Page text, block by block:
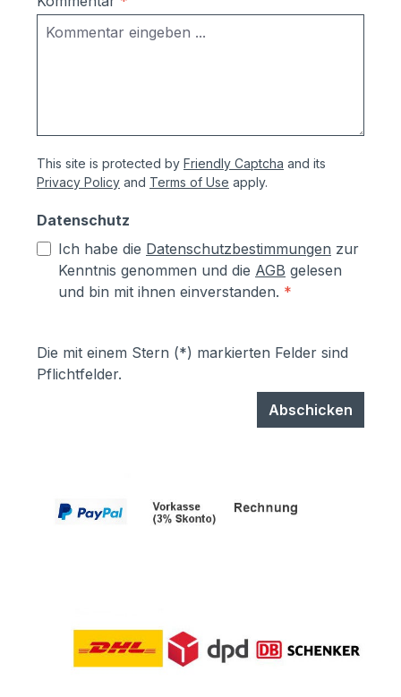
dem Pulverbeschichten Eisen-
phosphatiert, Aluminiumteile chromfrei
Polyesterpulver in Fassadenqualität, dies
garantiert UV- und Wetterbeständigkeit-
mindestens ca. 70 µmProduktservice:-
Ersatzteile sind günsitg vorrätig, Türen
und Klappen sowie alle Funktionselemente
können einfach selbst ausgetauscht
Ausrichtung nach Montage bzw.
Austuasch im Falle einer Beschädigung
This site is protected by Friendly Captcha and its
Privacy Policy and Terms of Use apply.
Datenschutz
Ich habe die Datenschutzbestimmungen zur
Kenntnis genommen und die AGB gelesen
und bin mit ihnen einverstanden. *
Die mit einem Stern (*) markierten Felder sind
Pflichtfelder.
Abschicken